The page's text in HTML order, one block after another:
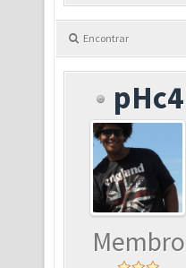
Encontrar
pHc4
Membro